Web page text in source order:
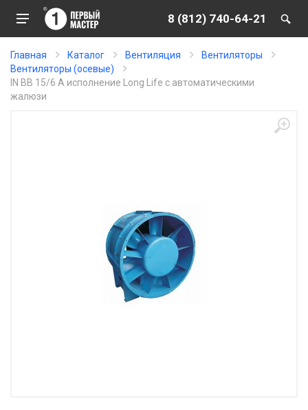
8 (812) 740-64-21
Главная Каталог Вентиляция
Вентиляторы
Вентиляторы (осевые)
IN ВВ 15/6 А исполнение Long Life с автоматическими
жалюзи